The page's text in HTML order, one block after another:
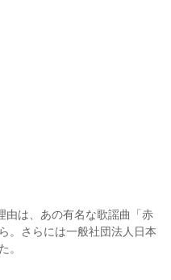
由は、あの有名な歌謡曲「赤
。さらには一般社団法人日本
。